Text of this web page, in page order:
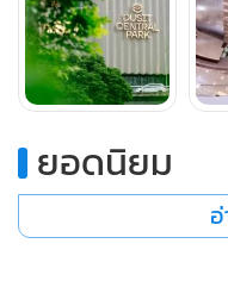
ด้วย BTS ศาลาแดง และ
ฉลองเปิดเต็มรูปแบบ
พฤศจิกายนนี้
ยอดนิยม